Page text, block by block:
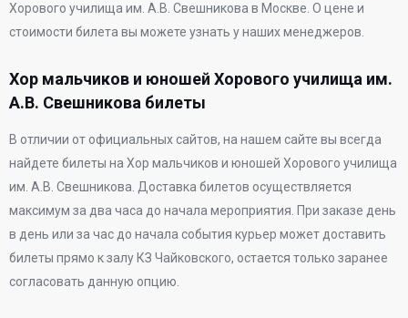
Хорового училища им. А.В. Свешникова в Москве. О цене и
стоимости билета вы можете узнать у наших менеджеров.
Хор мальчиков и юношей Хорового училища им.
А.В. Свешникова билеты
В отличии от официальных сайтов, на нашем сайте вы всегда
найдете билеты на Хор мальчиков и юношей Хорового училища
им. А.В. Свешникова. Доставка билетов осуществляется
максимум за два часа до начала мероприятия. При заказе день
в день или за час до начала события курьер может доставить
билеты прямо к залу КЗ Чайковского, остается только заранее
согласовать данную опцию.